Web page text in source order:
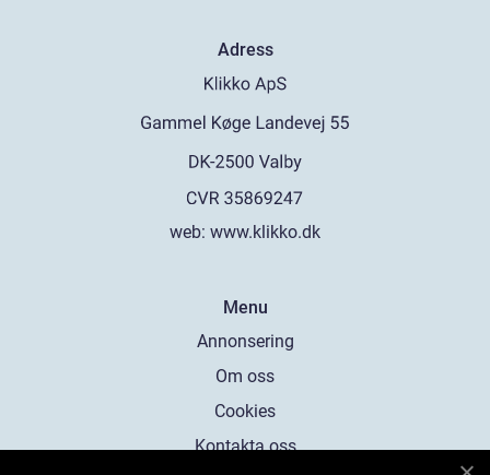
Adress
web: www.klikko.dk
Menu
Annonsering
Om oss
Cookies
Kontakta oss